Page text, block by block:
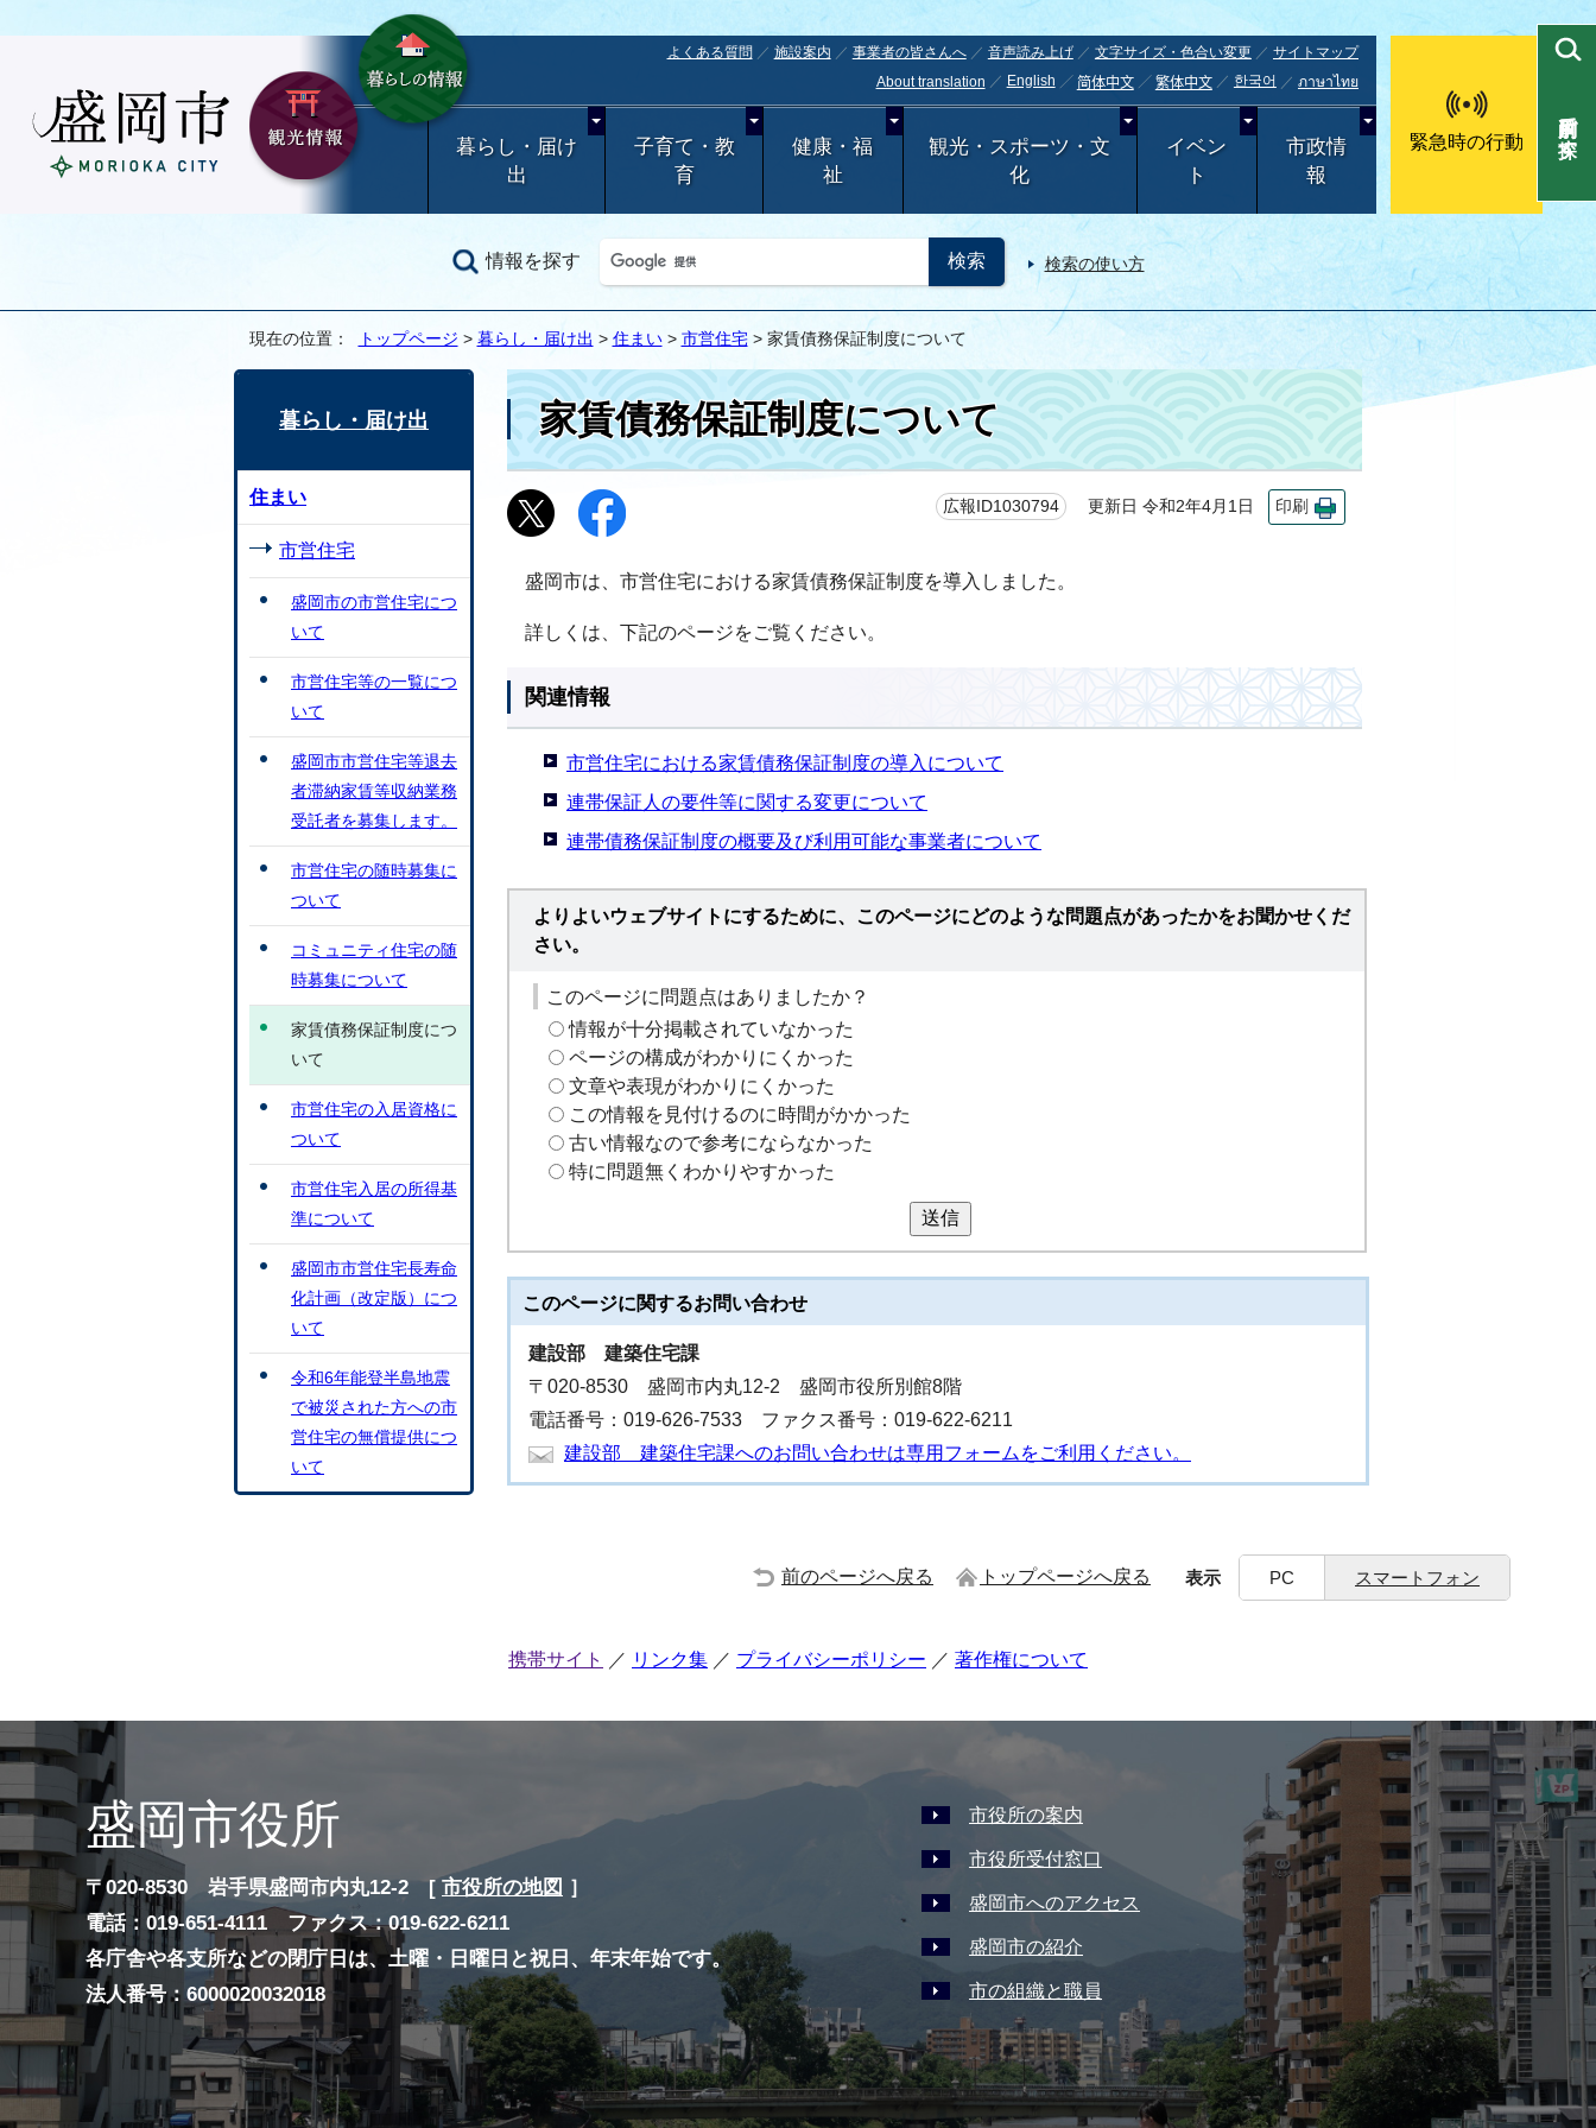
よくある質問 施設案内 事業者の皆さんへ 音声読み上げ 文字サイズ・色合い変更
サイトマップ
About translation
English 简体中文 繁体中文 한국어 ภาษาไทย
暮らし・届け
出
子育て・教
育
健康・福
祉
観光・スポーツ・文
化
イベン
ト
市政情
報
緊急時の行動
情報を探す 検索の使い方
目的別で探す
現在の位置： トップページ > 暮らし・届け出 > 住まい> 市営住宅> 家賃債務保証制度について
家賃債務保証制度について
広報ID1030794 更新日 令和2年4月1日 印刷
盛岡市は、市営住宅における家賃債務保証制度を導入しました。
詳しくは、下記のページをご覧ください。
関連情報
市営住宅における家賃債務保証制度の導入について
連帯保証人の要件等に関する変更について
連帯債務保証制度の概要及び利用可能な事業者について
よりよいウェブサイトにするために、このページにどのような問題点があったかをお聞かせくだ
さい。
このページに問題点はありましたか？
情報が十分掲載されていなかった
ページの構成がわかりにくかった
文章や表現がわかりにくかった
この情報を見付けるのに時間がかかった
古い情報なので参考にならなかった
特に問題無くわかりやすかった
送信
このページに関するお問い合わせ
建設部 建築住宅課
〒020-8530 盛岡市内丸12-2 盛岡市役所別館8階
電話番号：019-626-7533 ファクス番号：019-622-6211
建設部 建築住宅課へのお問い合わせは専用フォームをご利用ください。
暮らし・届け出
住まい
市営住宅
盛岡市の市営住宅につ
いて
市営住宅等の一覧につ
いて
盛岡市市営住宅等退去
者滞納家賃等収納業務
受託者を募集します。
市営住宅の随時募集に
ついて
コミュニティ住宅の随
時募集について
家賃債務保証制度につ
いて
市営住宅の入居資格に
ついて
市営住宅入居の所得基
準について
盛岡市市営住宅長寿命
化計画（改定版）につ
いて
令和6年能登半島地震
で被災された方への市
営住宅の無償提供につ
いて
前のページへ戻る トップページへ戻る 表示 PC スマートフォン
携帯サイト リンク集 プライバシーポリシー 著作権について
盛岡市役所
〒020-8530 岩手県盛岡市内丸12-2 [ 市役所の地図 ］
電話：019-651-4111 ファクス：019-622-6211
各庁舎や各支所などの閉庁日は、土曜・日曜日と祝日、年末年始です。
法人番号：6000020032018
市役所の案内
市役所受付窓口
盛岡市へのアクセス
盛岡市の紹介
市の組織と職員